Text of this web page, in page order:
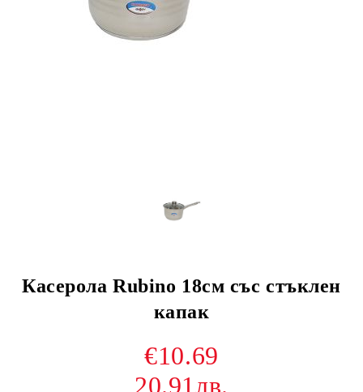
Касерола Rubino 18см със стъклен
капак
€10.69
20.91лв.